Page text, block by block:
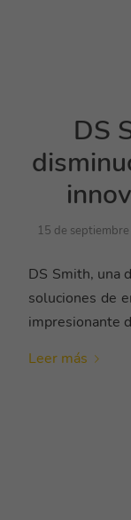
DS
15 de
DS Smith, una
soluciones de
impresionante
Leer más